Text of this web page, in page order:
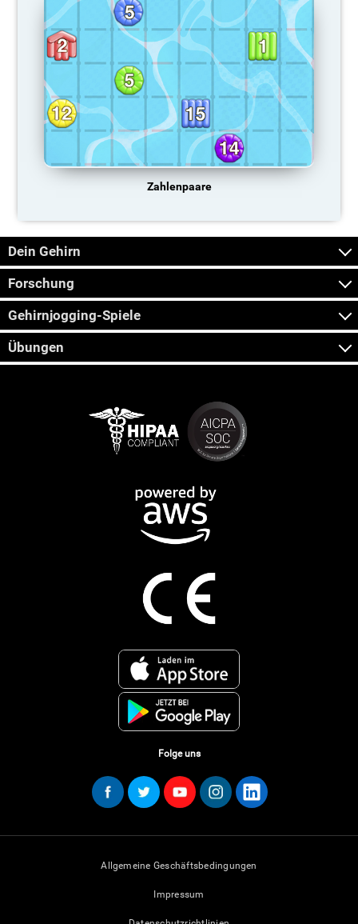
Zahlenpaare
Dein Gehirn
Forschung
Gehirnjogging-Spiele
Übungen
Folge uns
Allgemeine Geschäftsbedingungen
Impressum